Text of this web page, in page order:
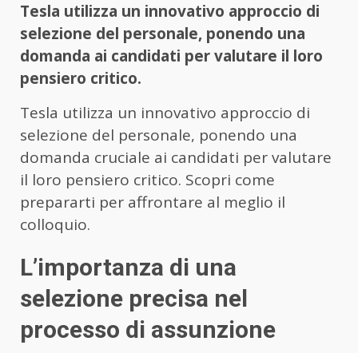
Tesla utilizza un innovativo approccio di
selezione del personale, ponendo una
domanda ai candidati per valutare il loro
pensiero critico.
Tesla utilizza un innovativo approccio di
selezione del personale, ponendo una
domanda cruciale ai candidati per valutare
il loro pensiero critico. Scopri come
prepararti per affrontare al meglio il
colloquio.
L’importanza di una
selezione precisa nel
processo di assunzione